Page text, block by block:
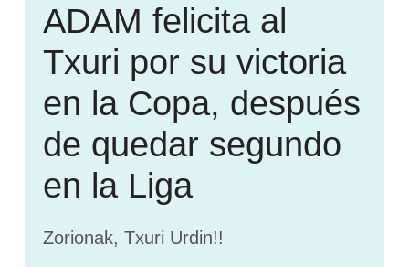
ADAM felicita al
Txuri por su victoria
en la Copa, después
de quedar segundo
en la Liga
Zorionak, Txuri Urdin!!